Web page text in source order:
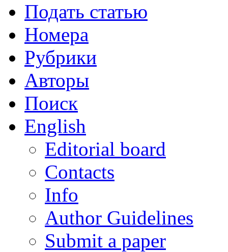
Подать статью
Номера
Рубрики
Авторы
Поиск
English
Editorial board
Contacts
Info
Author Guidelines
Submit a paper